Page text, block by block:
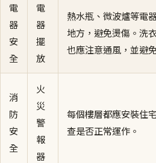
電
器
安
全
電
器
擺
放
熱水瓶、微波爐等電
地方，避免燙傷。洗
也應注意通風，並避
消
防
安
全
火
災
警
報
器
每個樓層都應安裝住
查是否正常運作。